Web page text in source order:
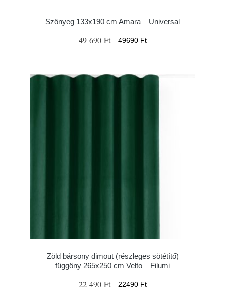
Szőnyeg 133x190 cm Amara – Universal
49 690 Ft 49690 Ft
Zöld bársony dimout (részleges sötétítő)
függöny 265x250 cm Velto – Filumi
22 490 Ft 22490 Ft